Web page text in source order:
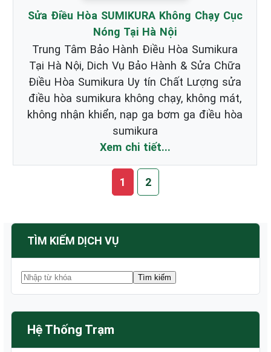
Sửa Điều Hòa SUMIKURA Không Chạy Cục
Nóng Tại Hà Nội
Trung Tâm Bảo Hành Điều Hòa Sumikura
Tại Hà Nội, Dich Vụ Bảo Hành & Sửa Chữa
Điều Hòa Sumikura Uy tín Chất Lượng sửa
điều hòa sumikura không chạy, không mát,
không nhận khiển, nạp ga bơm ga điều hòa
sumikura
Xem chi tiết...
1 2
TÌM KIẾM DỊCH VỤ
Hệ Thống Trạm